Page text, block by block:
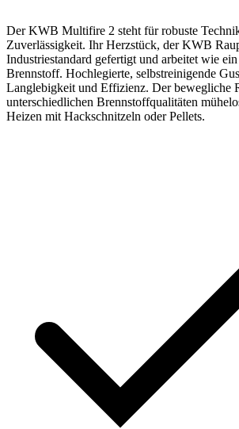
Der KWB Multifire 2 steht für robuste
Zuverlässigkeit. Ihr Herzstück, der KWB
Industriestandard gefertigt und arbeitet wie
Brennstoff. Hochlegierte, selbstreinigende
Langlebigkeit und Effizienz. Der bewegliche
unterschiedlichen Brennstoffqualitäten
Heizen mit Hackschnitzeln oder Pellets.